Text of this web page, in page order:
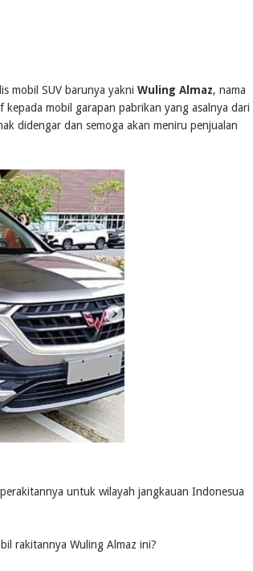
mobil SUV barunya yakni Wuling Almaz, nama
mobil garapan pabrikan yang asalnya dari
didengar dan semoga akan meniru penjualan
untuk wilayah jangkauan Indonesua
rakitannya Wuling Almaz ini?